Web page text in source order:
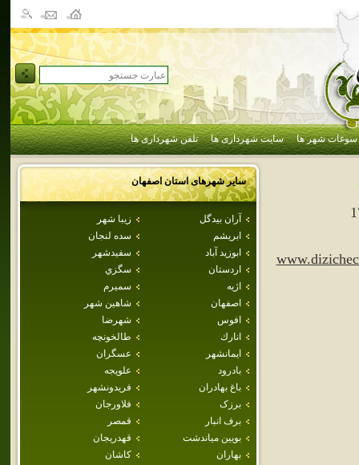
سوغات شهر ها سایت شهرداری ها تلفن شهرداری ها
سایر شهرهای استاناصفهان
آران بيدگل
زيبا شهر
ابريشم
سده لنجان
ابوزيد آباد
سفيدشهر
اردستان
سگزي
اژيه
سميرم
اصفهان
شاهين شهر
افوس
شهرضا
انارك
طالخونچه
ايمانشهر
عسگران
بادرود
علويجه
باغ بهادران
فريدونشهر
برزک
فلاورجان
برف انبار
قمصر
بويين مياندشت
قهدريجان
بهاران
كاشان